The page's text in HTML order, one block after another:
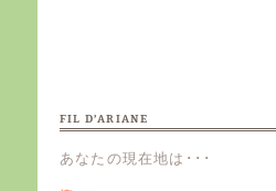
FIL D’ARIANE
あなたの現在地は･･･